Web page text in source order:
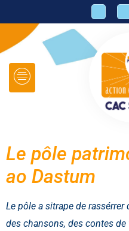
Le pôle
ao Dastum
Le pôle a sitrape de
des chansons, des contes